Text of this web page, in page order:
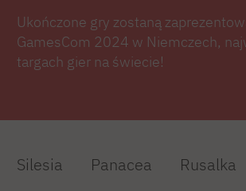
Ukończone gry zostaną
GamesCom 2024 w Niemczech,
targach gier na świecie!
Silesia Panacea Rusalka